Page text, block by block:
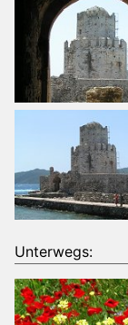
Unterwegs: